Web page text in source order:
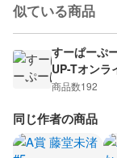
似ている商品
すーぱーぷ
UP-Tオンラ
商品数192
同じ作者の商品